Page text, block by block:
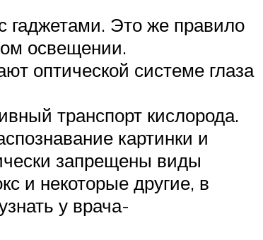
Это же правило
освещении.
оптической системе глаза
транспорт кислорода.
картинки и
запрещены виды
и некоторые другие, в
у врача-